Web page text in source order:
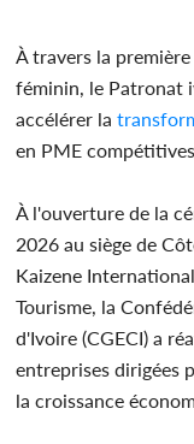
À travers la
féminin, le Patronat
accélérer la
en PME
À l'ouverture de la
2026 au siège de
Kaizene
Tourisme, la
d'Ivoire (CGECI) a
entreprises dirigées
la croissance